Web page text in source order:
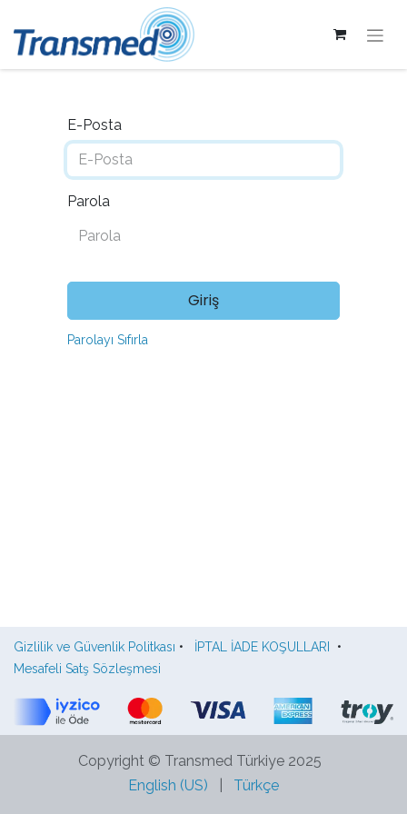
E-Posta
Parola
Giriş
Parolayı Sıfırla
Gizlilik ve Güvenlik Politkası • İPTAL İADE KOŞULLARI
•
Mesafeli Satş Sözleşmesi
Copyright © Transmed Türkiye 2025
English (US)
Türkçe